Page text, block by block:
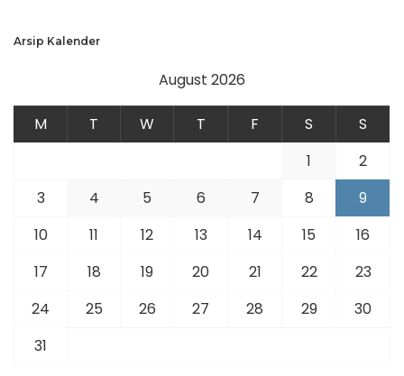
Arsip Kalender
August 2026
M T W T F S
S
1
2
3
4 5 6 7 8
9
10
11 12 13 14 15
16
17
18 19 20 21 22
23
24
25 26 27 28 29
30
31